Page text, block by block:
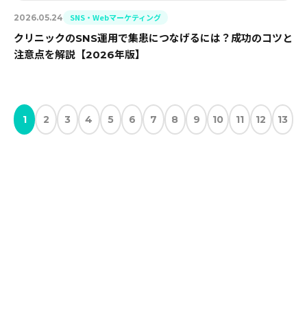
2026.05.24 SNS・Webマーケティング
クリニックのSNS運用で集患につなげるには？成功のコツと
注意点を解説【2026年版】
1 2 3 4 5 6 7 8 9 10 11 12 13